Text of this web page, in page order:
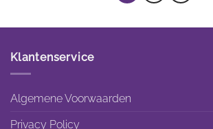
Klantenservice
Algemene Voorwaarden
Privacy Policy